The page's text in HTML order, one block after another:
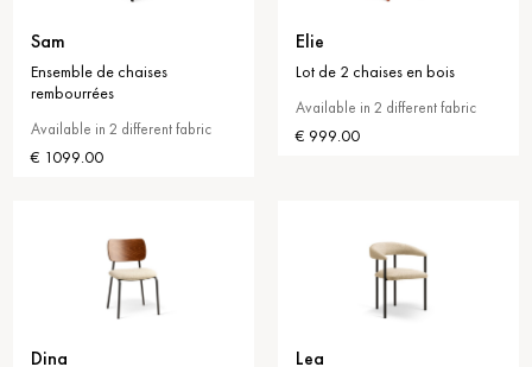
Sam
Ensemble de chaises
rembourrées
Available in 2 different fabric
€ 1099.00
Elie
Lot de 2 chaises en bois
Available in 2 different fabric
€ 999.00
Dina Lea